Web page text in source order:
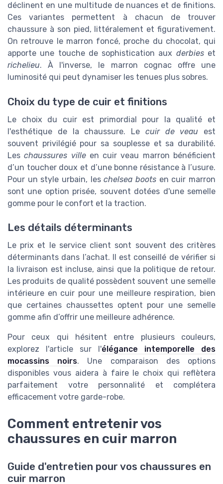
déclinent en une multitude de nuances et de finitions.
Ces variantes permettent à chacun de trouver
chaussure à son pied, littéralement et figurativement.
On retrouve le marron foncé, proche du chocolat, qui
apporte une touche de sophistication aux derbieset
richelieu. À l'inverse, le marron cognac offre une
luminosité qui peut dynamiser les tenues plus sobres.
Choix du type de cuir et finitions
Le choix du cuir est primordial pour la qualité et
l'esthétique de la chaussure. Le cuir de veau est
souvent privilégié pour sa souplesse et sa durabilité.
Leschaussures villeen cuir veau marron bénéficient
d’un toucher doux et d’une bonne résistance à l’usure.
Pour un style urbain, leschelsea boots en cuir marron
sont une option prisée, souvent dotées d'une semelle
gomme pour le confort et la traction.
Les détails déterminants
Le prix et le service client sont souvent des critères
déterminants dans l’achat. Il est conseillé de vérifier si
la livraison est incluse, ainsi que la politique de retour.
Les produits de qualité possèdent souvent une semelle
intérieure en cuir pour une meilleure respiration, bien
que certaines chaussettes optent pour une semelle
gomme afin d’offrir une meilleure adhérence.
Pour ceux qui hésitent entre plusieurs couleurs,
explorez l'article sur l'élégance intemporelle des
mocassins noirs. Une comparaison des options
disponibles vous aidera à faire le choix qui reflètera
parfaitement votre personnalité et complétera
efficacement votre garde-robe.
Comment entretenir vos
chaussures en cuir marron
Guide d'entretien pour vos chaussures en
cuir marron